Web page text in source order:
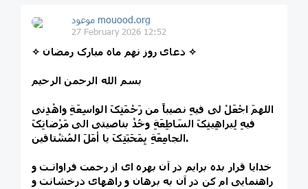
موعود mouood.org
27 February 2026 12:52
✧ دعای روز نهم ماه مبارک رمضان ✧
بسم الله الرحمن الرحیم
اللهمّ اجْعَلْ لی فیهِ نصیباً من رَحْمَتِکَ الواسِعَةِ واهْدِنی
فیهِ لِبراهِینِکَ السّاطِعَةِ وخُذْ بناصیتی الى مَرْضاتِکَ
الجامِعَةِ بِمَحَبّتِکَ یا أمَلَ المُشْتاقین.
خدایا قرار بده برایم در آن بهره اى از رحمت فراوانـت و
راهنمایی ام کن در آن به برهان و راههاى درخشانت و